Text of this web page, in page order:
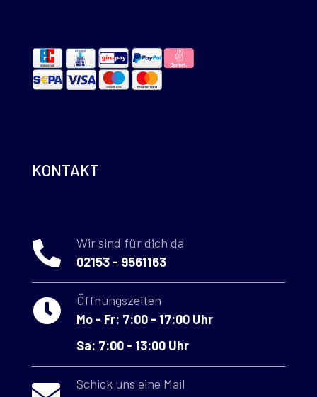
KONTAKT
Wir sind für dich da
02153 - 9561163
Öffnungszeiten
Mo - Fr: 7:00 - 17:00 Uhr
Sa: 7:00 - 13:00 Uhr
Schick uns eine Mail